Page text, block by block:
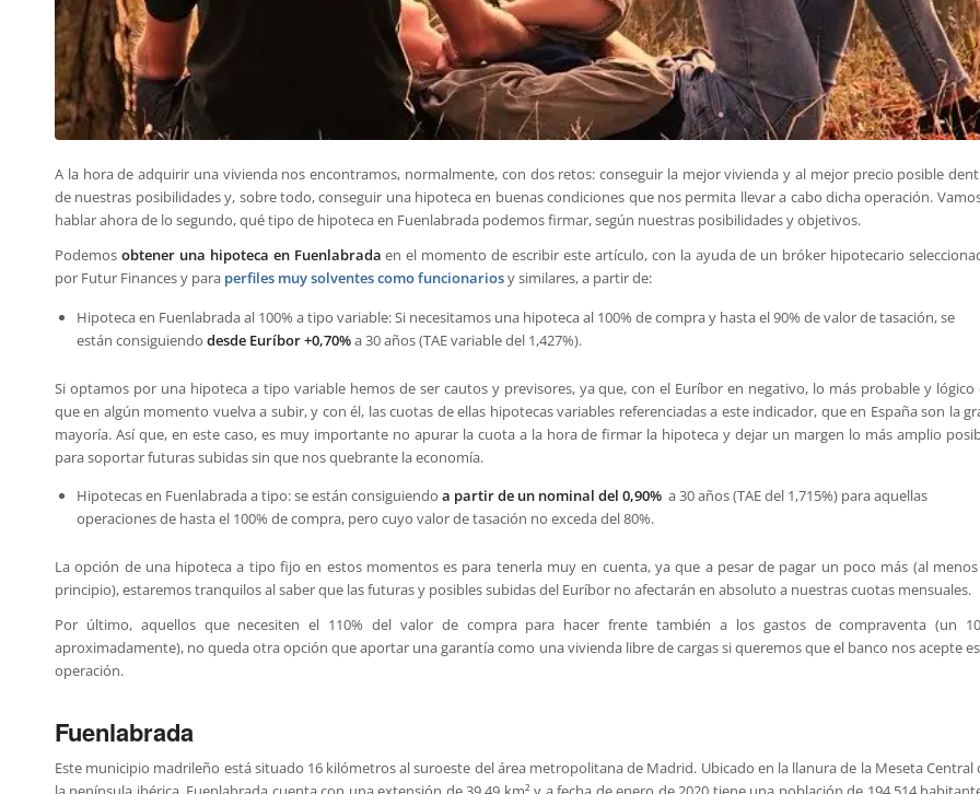
A la hora de adquirir una vivienda nos encontramos, normalmente, con dos retos: conseguir la mejor vivienda y al mejor precio posible
de nuestras posibilidades y, sobre todo, conseguir una hipoteca en buenas condiciones que nos permita llevar a cabo dicha operación.
hablar ahora de lo segundo, qué tipo de hipoteca en Fuenlabrada podemos firmar, según nuestras posibilidades y objetivos.
Podemos obtener una hipoteca en Fuenlabrada en el momento de escribir este artículo, con la ayuda de un bróker hipotecario
por Futur Finances y para perfiles muy solventes como funcionariosy similares, a partir de:
Hipoteca en Fuenlabrada al 100% a tipo variable: Si necesitamos una hipoteca al 100% de compra y hasta el 90% de valor de tasación, se
están consiguiendo desde Euríbor +0,70%a 30 años (TAE variable del 1,427%).
Si optamos por una hipoteca a tipo variable hemos de ser cautos y previsores, ya que, con el Euríbor en negativo, lo más probable y lógico
que en algún momento vuelva a subir, y con él, las cuotas de ellas hipotecas variables referenciadas a este indicador, que en España son la
mayoría. Así que, en este caso, es muy importante no apurar la cuota a la hora de firmar la hipoteca y dejar un margen lo más amplio
para soportar futuras subidas sin que nos quebrante la economía.
Hipotecas en Fuenlabrada a tipo: se están consiguiendo a partir de un nominal del 0,90% a 30 años (TAE del 1,715%) para aquellas
operaciones de hasta el 100% de compra, pero cuyo valor de tasación no exceda del 80%.
La opción de una hipoteca a tipo fijo en estos momentos es para tenerla muy en cuenta, ya que a pesar de pagar un poco más (al
principio), estaremos tranquilos al saber que las futuras y posibles subidas del Euríbor no afectarán en absoluto a nuestras cuotas mensuales.
Por último, aquellos que necesiten el 110% del valor de compra para hacer frente también a los gastos de compraventa (un
aproximadamente), no queda otra opción que aportar una garantía como una vivienda libre de cargas si queremos que el banco nos acepte
operación.
Fuenlabrada
Este municipio madrileño está situado 16 kilómetros al suroeste del área metropolitana de Madrid. Ubicado en la llanura de la Meseta Central